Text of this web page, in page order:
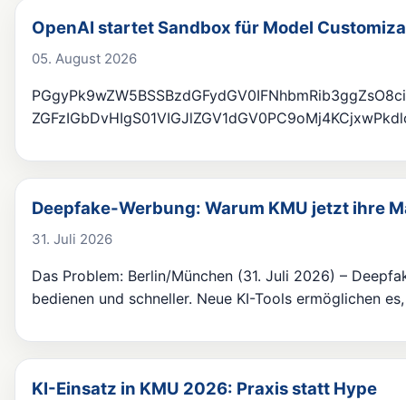
OpenAI startet Sandbox für Model
05. August 2026
Deepfake-Werbung: Warum KMU jetzt ihre
31. Juli 2026
Das Problem: Berlin/München (31. Juli 2026) –
bedienen und schneller. Neue KI-Tools ermöglichen
KI-Einsatz in KMU 2026: Praxis statt Hype